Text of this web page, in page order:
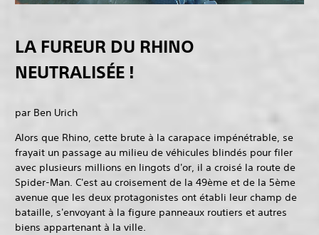
LA FUREUR DU RHINO
NEUTRALISÉE !
par Ben Urich
Alors que Rhino, cette brute à la carapace impénétrable, se
frayait un passage au milieu de véhicules blindés pour filer
avec plusieurs millions en lingots d'or, il a croisé la route de
Spider-Man. C'est au croisement de la 49ème et de la 5ème
avenue que les deux protagonistes ont établi leur champ de
bataille, s'envoyant à la figure panneaux routiers et autres
biens appartenant à la ville.